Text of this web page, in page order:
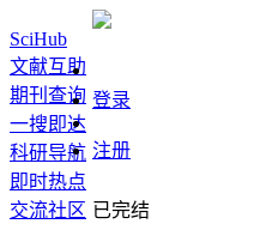
SciHub
文献互助
期刊查询
一搜即达
科研导航
即时热点
交流社区
登录
注册
已完结